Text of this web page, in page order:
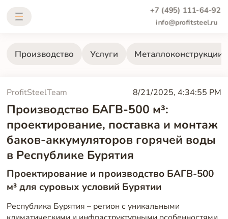
+7 (495) 111-64-92
info@profitsteel.ru
Производство Услуги Металлоконструкции
ProfitSteelTeam 8/21/2025, 4:34:55 PM
Производство БАГВ-500 м³:
проектирование, поставка и монтаж
баков-аккумуляторов горячей воды
в Республике Бурятия
Проектирование и производство БАГВ-500
м³ для суровых условий Бурятии
Республика Бурятия – регион с уникальными